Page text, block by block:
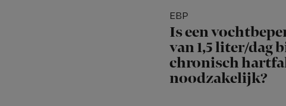
EBP
Is een
van 1,5 liter/dag
chronisch
noodzakelijk?